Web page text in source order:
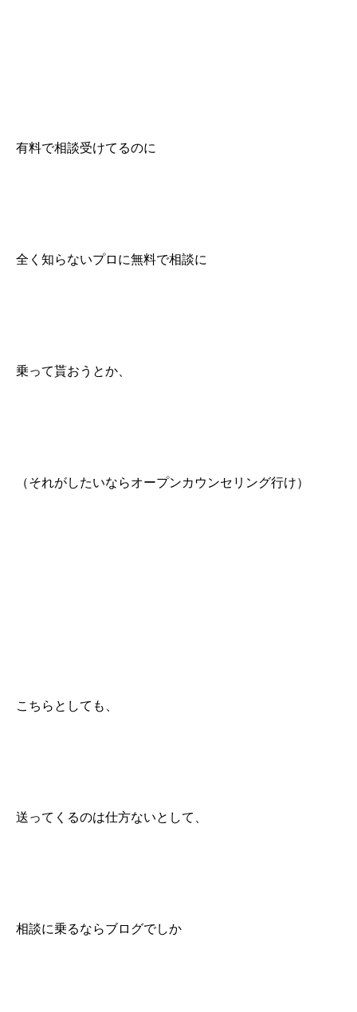
有料で相談受けてるのに
全く知らないプロに無料で相談に
乗って貰おうとか、
（それがしたいならオープンカウンセリング行け）
こちらとしても、
送ってくるのは仕方ないとして、
相談に乗るならブログでしか